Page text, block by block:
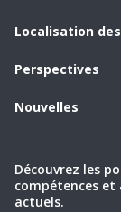
Localisation
Perspectives
Nouvelles
Découvrez les
compétences
actuels.